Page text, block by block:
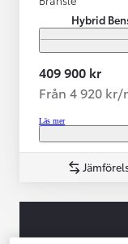
Hybrid
409 900 kr
Från 4 920 kr/
Läs mer